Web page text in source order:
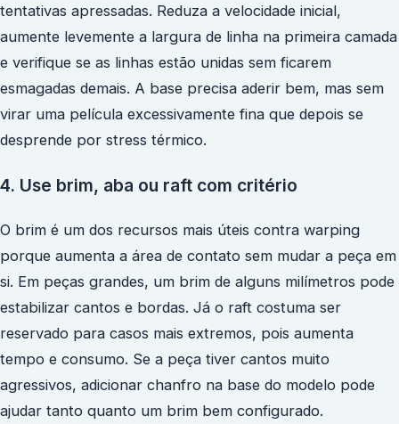
tentativas apressadas. Reduza a velocidade inicial,
aumente levemente a largura de linha na primeira camada
e verifique se as linhas estão unidas sem ficarem
esmagadas demais. A base precisa aderir bem, mas sem
virar uma película excessivamente fina que depois se
desprende por stress térmico.
4. Use brim, aba ou raft com critério
O brim é um dos recursos mais úteis contra warping
porque aumenta a área de contato sem mudar a peça em
si. Em peças grandes, um brim de alguns milímetros pode
estabilizar cantos e bordas. Já o raft costuma ser
reservado para casos mais extremos, pois aumenta
tempo e consumo. Se a peça tiver cantos muito
agressivos, adicionar chanfro na base do modelo pode
ajudar tanto quanto um brim bem configurado.